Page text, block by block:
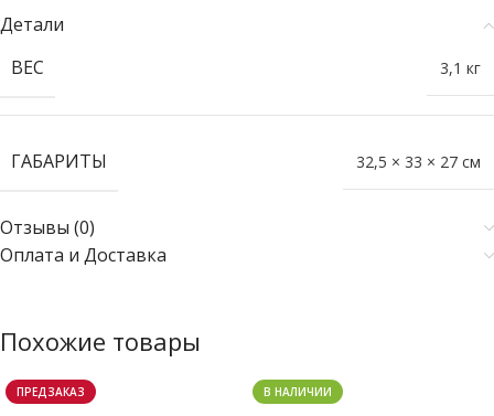
Детали
ВЕС
3,1 кг
ГАБАРИТЫ 32,5 × 33 × 27 см
Отзывы (0)
Оплата и Доставка
Похожие товары
ПРЕДЗАКАЗ В НАЛИЧИИ